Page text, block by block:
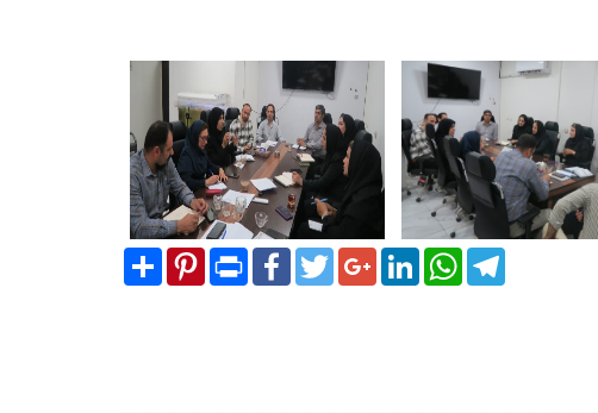
Share Pinterest
Print FacebookTwitterGoogle+LinkedInWhatsApp